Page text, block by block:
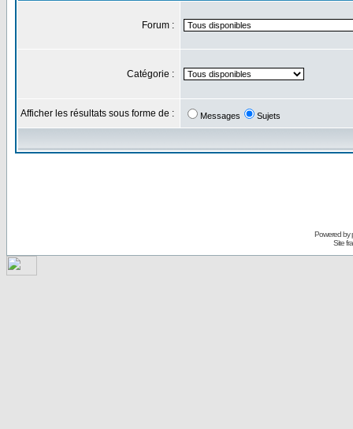
Forum :
Catégorie :
Afficher les résultats sous forme de : Messages Sujets
Powered by
Site